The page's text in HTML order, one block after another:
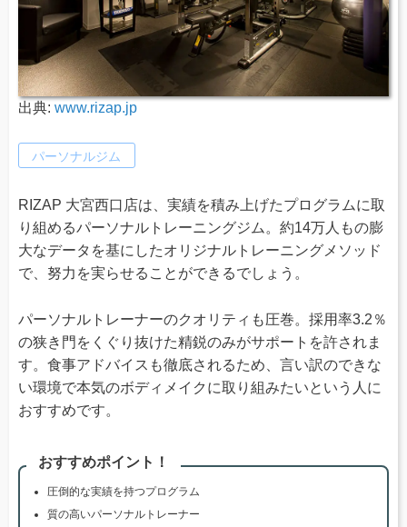
出典: www.rizap.jp
パーソナルジム
RIZAP 大宮西口店は、実績を積み上げたプログラムに取
り組めるパーソナルトレーニングジム。約14万人もの膨
大なデータを基にしたオリジナルトレーニングメソッド
で、努力を実らせることができるでしょう。
パーソナルトレーナーのクオリティも圧巻。採用率3.2％
の狭き門をくぐり抜けた精鋭のみがサポートを許されま
す。食事アドバイスも徹底されるため、言い訳のできな
い環境で本気のボディメイクに取り組みたいという人に
おすすめです。
おすすめポイント！
圧倒的な実績を持つプログラム
質の高いパーソナルトレーナー